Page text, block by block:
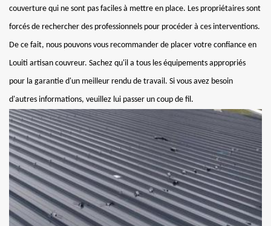
couverture qui ne sont pas faciles à mettre en place. Les propriétaires sont
forcés de rechercher des professionnels pour procéder à ces interventions.
De ce fait, nous pouvons vous recommander de placer votre confiance en
Louiti artisan couvreur. Sachez qu'il a tous les équipements appropriés
pour la garantie d'un meilleur rendu de travail. Si vous avez besoin
d'autres informations, veuillez lui passer un coup de fil.